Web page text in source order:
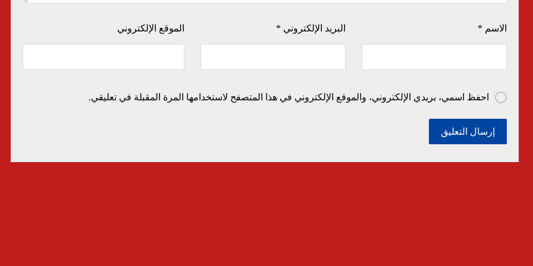
الاسم * البريد الإلكتروني * الموقع الإلكتروني
احفظ اسمي، بريدي الإلكتروني، والموقع الإلكتروني في هذا المتصفح لاستخدامها المرة المقبلة في تعليقي.